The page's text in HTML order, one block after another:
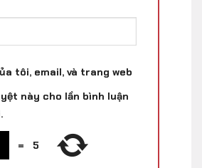
tôi, email, và trang web
này cho lần bình luận
= 5